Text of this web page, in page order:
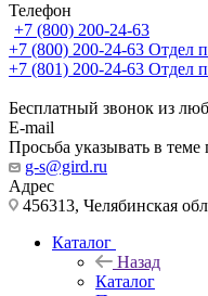
Телефон
+7 (800) 200-24-63
+7 (800) 200-24-63 Отдел
+7 (801) 200-24-63 Отдел
Бесплатный звонок из
E-mail
Просьба указывать в
g-s@gird.ru
Адрес
456313, Челябинская
Каталог
Назад
Каталог